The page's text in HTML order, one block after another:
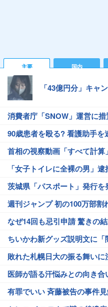
主要 国内
「43億円分」キャ
消費者庁「SNOW」運営に
90歳患者を殴る? 看護助手を
首相の視察動画「すべて計算」
「女子トイレに全裸の男」逮
茨城県「パスポート」発行を
週刊ジャンプ 初の100万部割
なぜ14回も忌引申請 驚きの
ちいかわ新グッズ説明文に「
敗れた札幌日大の振る舞いに
医師が語る汗悩みとの向き合
有罪でいい 斉藤被告の事件